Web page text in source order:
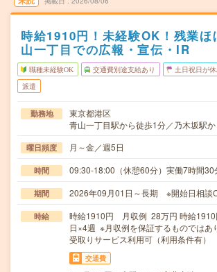
時給1910円！未経験OK！残業
山一丁目での広報・宣伝・IR
職種未経験OK 交通費別途支給あり 土日祝日が
派遣
勤務地
東京都港区
青山一丁目駅から徒歩1分／乃木坂駅
曜日頻度 月～金／週5日
時間 09:30-18:00（休憩60分）実働7時間30
期間 2026年09月01日～長期 ※開始日相談
時給
時給1910円 月収例 28万円 時給1910
日×4週 ※月収例を保証するものではあ
受取りサービス利用可（利用条件有）
交通費